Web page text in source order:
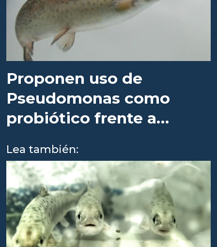
Proponen uso de
Pseudomonas como
probiótico frente a
Flavobacterium
Lea también: